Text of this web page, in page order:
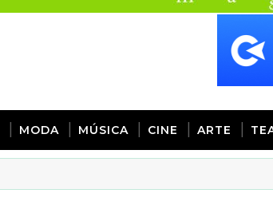
MODA MÚSICA CINE ARTE